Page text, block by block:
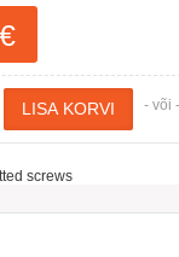
- või
screws